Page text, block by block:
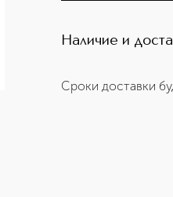
Наличие и
Сроки доставки